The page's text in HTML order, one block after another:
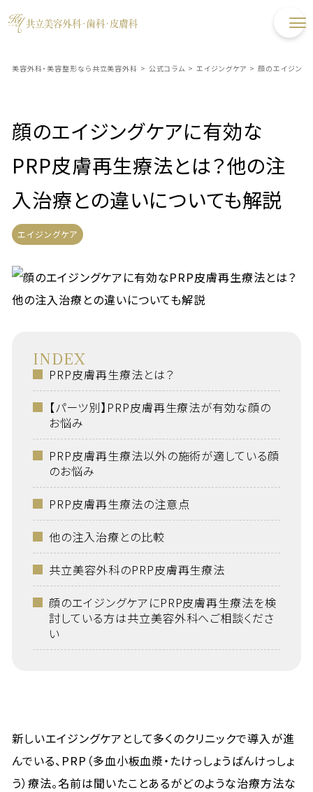
美容外科・美容整形なら共立美容外科 > 公式コラム > エイジングケア > 顔のエイジング
顔のエイジングケアに有効な
PRP皮膚再生療法とは？他の注
入治療との違いについても解説
エイジングケア
INDEX
PRP皮膚再生療法とは？
【パーツ別】PRP皮膚再生療法が有効な顔の
お悩み
PRP皮膚再生療法以外の施術が適している顔
のお悩み
PRP皮膚再生療法の注意点
他の注入治療との比較
共立美容外科のPRP皮膚再生療法
顔のエイジングケアにPRP皮膚再生療法を検
討している方は共立美容外科へご相談くださ
い
新しいエイジングケアとして多くのクリニックで導入が進
んでいる、PRP（多血小板血漿・たけっしょうばんけっしょ
う）療法。名前は聞いたことあるがどのような治療方法な